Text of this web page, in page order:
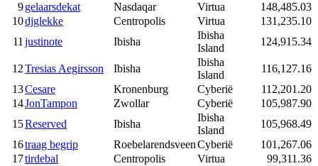
9gelaarsdekat Nasdaqar Virtua
148,485.03
10djglekke Centropolis Virtua
131,235.10
11justinote Ibisha
Ibisha
Island
124,915.34
12Tresias Aegirsson Ibisha
Ibisha
Island
116,127.16
13Cesare Kronenburg Cyberië
112,201.20
14JonTampon Zwollar Cyberië
105,987.90
15Reserved Ibisha
Ibisha
Island
105,968.49
16traag begrip RoebelarendsveenCyberië
101,267.06
17tirdebal Centropolis Virtua
99,311.36